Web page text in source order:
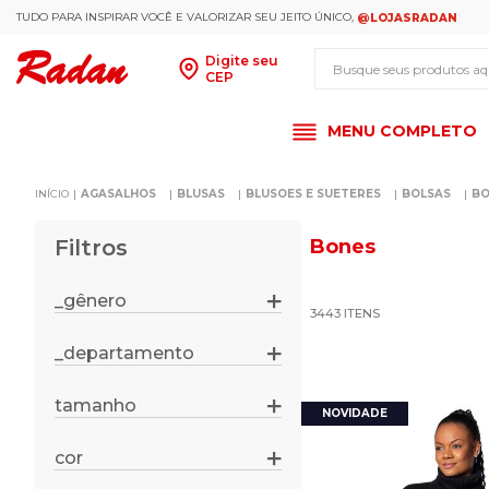
TUDO PARA INSPIRAR VOCÊ E VALORIZAR SEU JEITO ÚNICO, @LOJASRADAN
Digite seu
CEP
MENU COMPLETO
AGASALHOS BLUSAS BLUSOES E SUETERES BOLSAS
Filtros
_gênero
masculino
menina
_departamento
roupas
artigos esportivos
tamanho
8
cor
Bones
3443